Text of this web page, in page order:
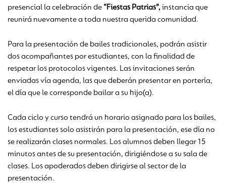
presencial la celebración de “Fiestas Patrias”,instancia que
reunirá nuevamente a toda nuestra querida comunidad.
Para la presentación de bailes tradicionales, podrán asistir
dos acompañantes por estudiantes, con la finalidad de
respetar los protocolos vigentes. Las invitaciones serán
enviadas vía agenda, las que deberán presentar en portería,
el día que le corresponde bailar a su hijo(a).
Cada ciclo y curso tendrá un horario asignado para los bailes,
los estudiantes solo asistirán para la presentación, ese día no
se realizarán clases normales. Los alumnos deben llegar 15
minutos antes de su presentación, dirigiéndose a su sala de
clases. Los apoderados deben dirigirse al sector de la
presentación.